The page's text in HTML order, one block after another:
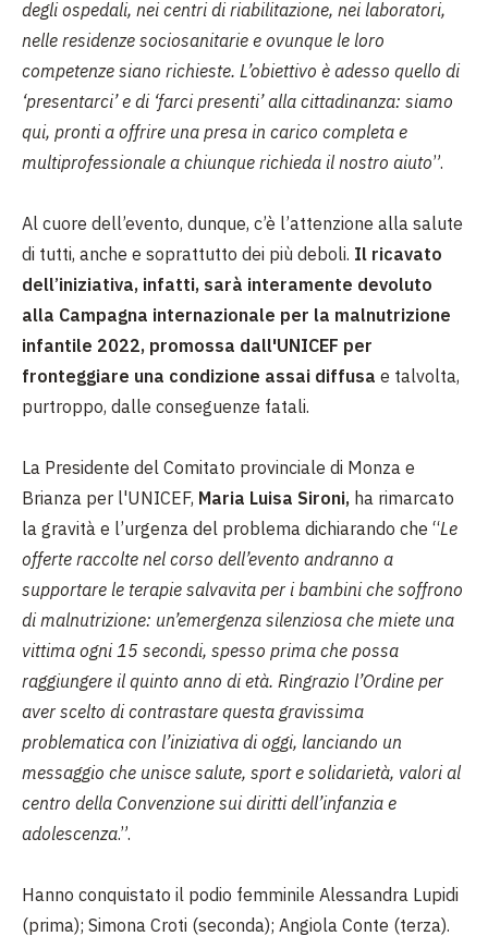
degli ospedali, nei centri di riabilitazione, nei laboratori,
nelle residenze sociosanitarie e ovunque le loro
competenze siano richieste. L’obiettivo è adesso quello di
‘presentarci’ e di ‘farci presenti’ alla cittadinanza: siamo
qui, pronti a offrire una presa in carico completa e
multiprofessionale a chiunque richieda il nostro aiuto”.
Al cuore dell’evento, dunque, c’è l’attenzione alla salute
di tutti, anche e soprattutto dei più deboli. Il ricavato
dell’iniziativa, infatti, sarà interamente devoluto
alla Campagna internazionale per la malnutrizione
infantile 2022, promossa dall'UNICEF per
fronteggiare una condizione assai diffusa e talvolta,
purtroppo, dalle conseguenze fatali.
La Presidente del Comitato provinciale di Monza e
Brianza per l'UNICEF, Maria Luisa Sironi, ha rimarcato
la gravità e l’urgenza del problema dichiarando che “Le
offerte raccolte nel corso dell’evento andranno a
supportare le terapie salvavita per i bambini che soffrono
di malnutrizione: un’emergenza silenziosa che miete una
vittima ogni 15 secondi, spesso prima che possa
raggiungere il quinto anno di età. Ringrazio l’Ordine per
aver scelto di contrastare questa gravissima
problematica con l’iniziativa di oggi, lanciando un
messaggio che unisce salute, sport e solidarietà, valori al
centro della Convenzione sui diritti dell’infanzia e
adolescenza.”.
Hanno conquistato il podio femminile Alessandra Lupidi
(prima); Simona Croti (seconda); Angiola Conte (terza).